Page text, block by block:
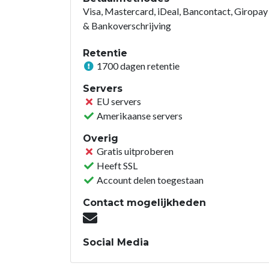
Visa, Mastercard, iDeal, Bancontact, Giropay
& Bankoverschrijving
Retentie
1700 dagen retentie
Servers
EU servers
Amerikaanse servers
Overig
Gratis uitproberen
Heeft SSL
Account delen toegestaan
Contact mogelijkheden
Social Media